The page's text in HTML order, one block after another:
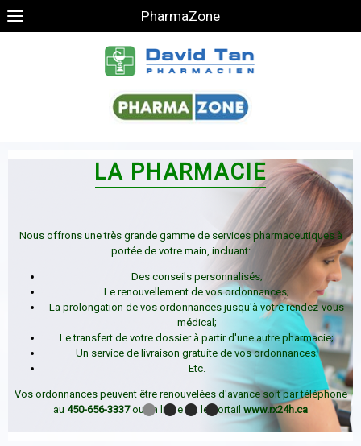
PharmaZone
LA PHARMACIE
Nous offrons une très grande gamme de services pharmaceutiques à
portée de votre main, incluant:
Des conseils personnalisés;
Le renouvellement de vos ordonnances;
La prolongation de vos ordonnances jusqu'à votre rendez-vous
médical;
Le transfert de votre dossier à partir d'une autre pharmacie;
Un service de livraison gratuite de vos ordonnances;
Etc.
Vos ordonnances peuvent être renouvelées d'avance soit par téléphone
au 450-656-3337ou en ligne via le portail www.rx24h.ca
Notre
est disponible
Le
Il suffit de
656-3337ou